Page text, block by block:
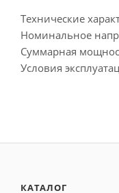
Технические
Номинальное
Суммарная
Условия
КАТАЛОГ